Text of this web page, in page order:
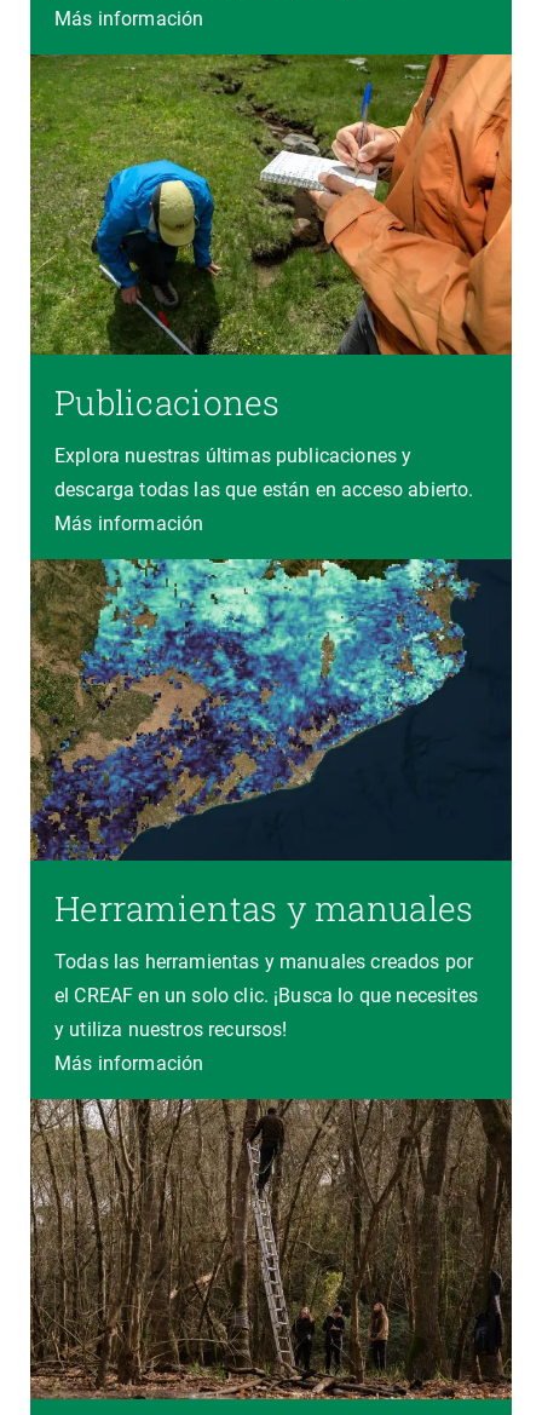
Más información
Publicaciones
Explora nuestras últimas publicaciones y
descarga todas las que están en acceso abierto.
Más información
Herramientas y manuales
Todas las herramientas y manuales creados por
el CREAF en un solo clic. ¡Busca lo que necesites
y utiliza nuestros recursos!
Más información